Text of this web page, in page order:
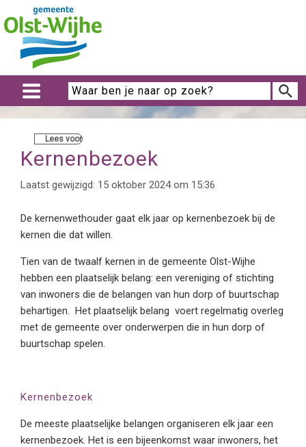
Lees voor
Kernenbezoek
Laatst gewijzigd: 15 oktober 2024 om 15:36
De kernenwethouder gaat elk jaar op kernenbezoek bij de
kernen die dat willen.
Tien van de twaalf kernen in de gemeente Olst-Wijhe
hebben een plaatselijk belang: een vereniging of stichting
van inwoners die de belangen van hun dorp of buurtschap
behartigen. Het plaatselijk belang voert regelmatig overleg
met de gemeente over onderwerpen die in hun dorp of
buurtschap spelen.
Kernenbezoek
De meeste plaatselijke belangen organiseren elk jaar een
kernenbezoek. Het is een bijeenkomst waar inwoners, het